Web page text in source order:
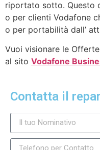
riportato sotto. Questo
o per clienti Vodafone
o per portabilità dall’
Vuoi visionare le
al sito Vodafone
Contatta il